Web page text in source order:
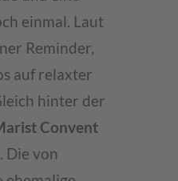
einmal. Laut
Reminder,
auf relaxter
hinter der
Convent
Die von